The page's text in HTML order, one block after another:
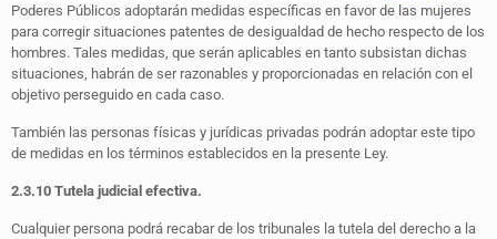
Poderes Públicos adoptarán medidas específicas en favor de las mujeres
para corregir situaciones patentes de desigualdad de hecho respecto de los
hombres. Tales medidas, que serán aplicables en tanto subsistan dichas
situaciones, habrán de ser razonables y proporcionadas en relación con el
objetivo perseguido en cada caso.
También las personas físicas y jurídicas privadas podrán adoptar este tipo
de medidas en los términos establecidos en la presente Ley.
2.3.10 Tutela judicial efectiva.
Cualquier persona podrá recabar de los tribunales la tutela del derecho a la